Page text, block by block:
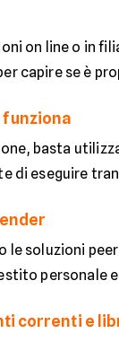
on line o in
capire se è
basta
di eseguire
le soluzioni
personale
correnti e